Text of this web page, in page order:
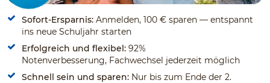
Sofort-Ersparnis: Anmelden, 100 € sparen — entspannt
ins neue Schuljahr starten
Erfolgreich und flexibel: 92%
Notenverbesserung, Fachwechsel jederzeit möglich
Schnell sein und sparen: Nur bis zum Ende der 2.